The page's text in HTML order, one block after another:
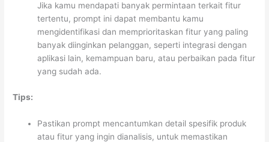
Jika kamu mendapati banyak permintaan terkait fitur
tertentu, prompt ini dapat membantu kamu
mengidentifikasi dan memprioritaskan fitur yang paling
banyak diinginkan pelanggan, seperti integrasi dengan
aplikasi lain, kemampuan baru, atau perbaikan pada fitur
yang sudah ada.
Tips:
Pastikan prompt mencantumkan detail spesifik produk
atau fitur yang ingin dianalisis, untuk memastikan